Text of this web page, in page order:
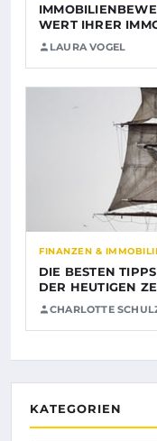
WERT IHRER
LAURA VOGEL
FINANZEN &
DIE BESTEN
DER HEUTIGEN
CHARLOTTE
KATEGORIEN